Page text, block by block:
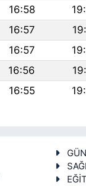
16:58
16:57
16:57
16:56
16:55